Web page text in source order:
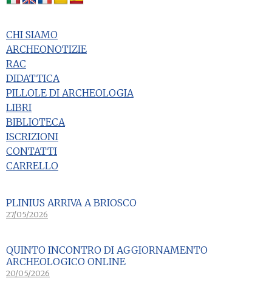
CHI SIAMO
ARCHEONOTIZIE
RAC
DIDATTICA
PILLOLE DI ARCHEOLOGIA
LIBRI
BIBLIOTECA
ISCRIZIONI
CONTATTI
CARRELLO
PLINIUS ARRIVA A BRIOSCO
27/05/2026
QUINTO INCONTRO DI AGGIORNAMENTO
ARCHEOLOGICO ONLINE
20/05/2026